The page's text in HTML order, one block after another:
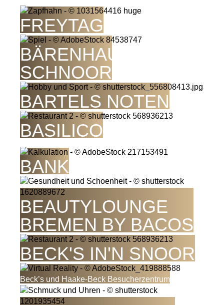
FREYTAG
BÄRENHAUS IM
SCHNOOR
BARTELS NOTEN
BASILICO
BANK
BEAUTYLOUNGE
BREMEN BY BACOS
BECK'S IN'N SNOOR
Beck’s und Haake-Beck Besucherzentrum